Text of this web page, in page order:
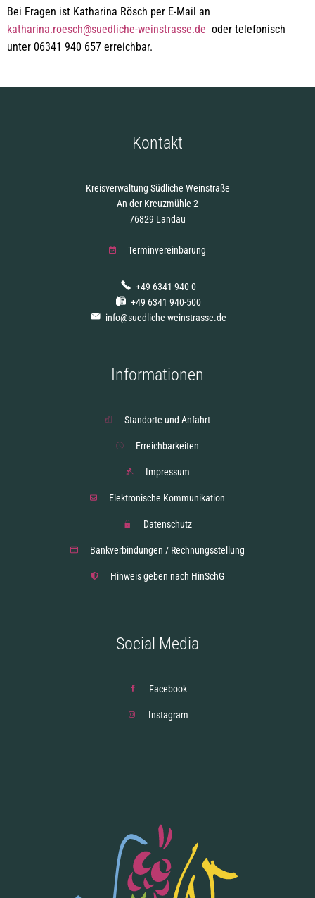
Bei Fragen ist Katharina Rösch per E-Mail an
katharina.roesch@suedliche-weinstrasse.de oder telefonisch
unter 06341 940 657 erreichbar.
Kontakt
Kreisverwaltung Südliche Weinstraße
An der Kreuzmühle 2
76829 Landau
Terminvereinbarung
+49 6341 940-0
+49 6341 940-500
info@suedliche-weinstrasse.de
Informationen
Standorte und Anfahrt
Erreichbarkeiten
Impressum
Elektronische Kommunikation
Datenschutz
Bankverbindungen / Rechnungsstellung
Hinweis geben nach HinSchG
Social Media
Facebook
Instagram